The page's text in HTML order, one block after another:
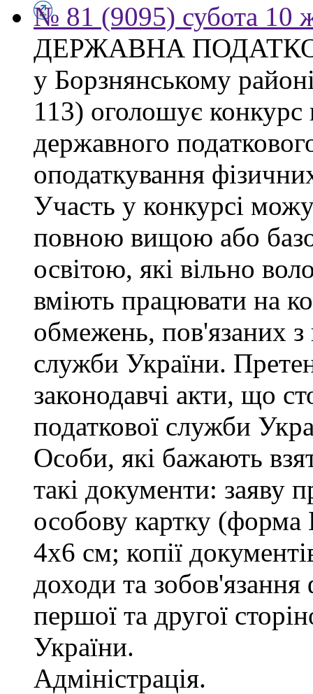
№ 81 (9095) субота 10
ДЕРЖАВНА
у Борзнянському
113) оголошує конкурс
державного
оподаткування
Участь у конкурсі
повною вищою або
освітою, які вільно
вміють працювати на
обмежень, пов'язаних
служби України.
законодавчі акти, що
податкової служби
Особи, які бажають
такі документи: заяву
особову картку
4х6 см; копії
доходи та зобов'язання
першої та другої
України.
Адміністрація.